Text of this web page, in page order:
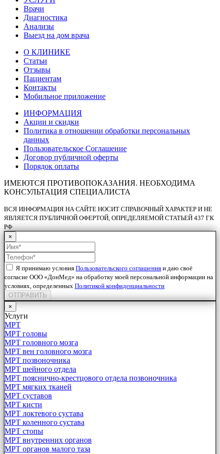
Врачи
Диагностика
Анализы
Выезд на дом врача
О КЛИНИКЕ
Статьи
Отзывы
Пациентам
Контакты
Мобильное приложение
ИНФОРМАЦИЯ
Акции и скидки
Политика в отношении обработки персональных
данных
Пользовательское Соглашение
Договор публичной оферты
Порядок оплаты
ИМЕЮТСЯ ПРОТИВОПОКАЗАНИЯ. НЕОБХОДИМА
КОНСУЛЬТАЦИЯ СПЕЦИАЛИСТА
ВСЯ ИНФОРМАЦИЯ НА САЙТЕ НОСИТ СПРАВОЧНЫЙ ХАРАКТЕР И НЕ
ЯВЛЯЕТСЯ ПУБЛИЧНОЙ ОФЕРТОЙ, ОПРЕДЕЛЯЕМОЙ СТАТЬЕЙ 437 ГК
РФ
×
Я принимаю условия Пользовательского соглашения и даю своё
согласие ООО «ДонМед» на обработку моей персональной информации на
условиях, определенных Политикой конфиденциальности
ОТПРАВИТЬ
×
Услуги
МРТ
МРТ головы
МРТ головного мозга
МРТ вен головного мозга
МРТ позвоночника
МРТ шейного отдела
МРТ пояснично-крестцового отдела позвоночника
МРТ мягких тканей
МРТ суставов
МРТ кисти
МРТ локтевого сустава
МРТ коленного сустава
МРТ стопы
МРТ внутренних органов
МРТ органов малого таза